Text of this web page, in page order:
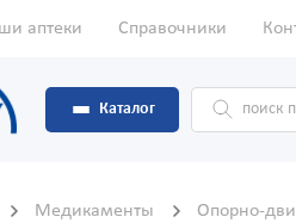
аптеки Справочники
Каталог
Медикаменты Опорно-